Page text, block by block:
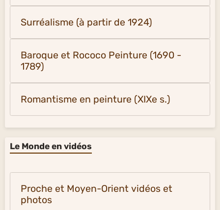
Surréalisme (à partir de 1924)
Baroque et Rococo Peinture (1690 -
1789)
Romantisme en peinture (XIXe s.)
Le Monde en vidéos
Proche et Moyen-Orient vidéos et
photos